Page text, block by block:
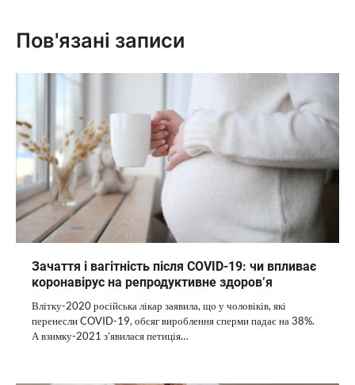
Пов'язані записи
Зачаття і вагітність після COVID-19: чи впливає
коронавірус на репродуктивне здоров’я
Влітку-2020 російська лікар заявила, що у чоловіків, які
перенесли COVID-19, обсяг вироблення сперми падає на 38%.
А взимку-2021 з’явилася петиція…